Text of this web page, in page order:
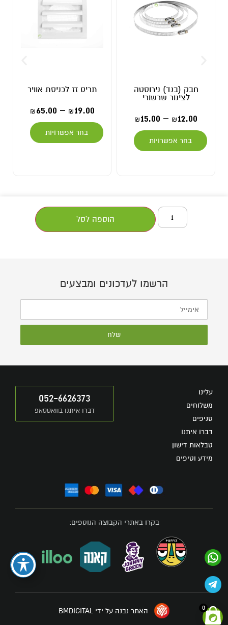
חבק (בנד) נירוסטה
לצינור שרשורי
₪12.00
–
₪15.00
בחר אפשרויות
תריס זז לכניסת אוויר
₪19.00
–
₪65.00
בחר אפשרויות
הוספה לסל
הרשמו לעדכונים ומבצעים
שלח
עלינו
משלוחים
סניפים
דברו איתנו
טבלאות דישון
מידע וטיפים
052-6626373
דברו איתנו בוואטסאפ
בקרו באתרי הקבוצה הנוספים:
האתר נבנה על ידי BMDIGITAL 0